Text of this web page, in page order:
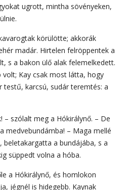
ugrott, mintha sövényeken,
körülötte; akkorák
madár. Hirtelen felröppentek a
s a bakon ülő alak felemelkedett.
volt; Kay csak most látta, hogy
testű, karcsú, sudár teremtés: a
– szólalt meg a Hókirálynő. – De
medvebundámba! – Maga mellé
beletakargatta a bundájába, s a
süppedt volna a hóba.
a Hókirálynő, és homlokon
jégnél is hidegebb. Kaynak